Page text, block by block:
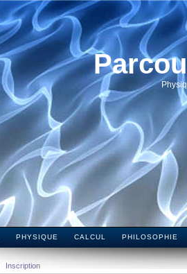
PHYSIQUE CALCUL PHILOSOPHIE
Inscription